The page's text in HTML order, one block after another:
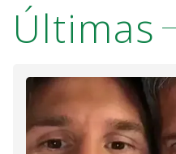
Últimas